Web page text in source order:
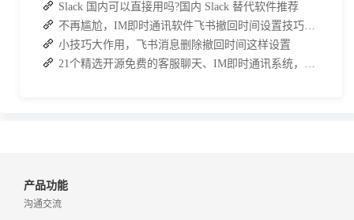
Slack 国内可以直接用吗?国内 Slack 替代软件推荐
不再尴尬，IM即时通讯软件飞书撤回时间设置技巧分享
小技巧大作用，飞书消息删除撤回时间这样设置
21个精选开源免费的客服聊天、IM即时通讯系统，助力企业沟通效率提升
产品功能
沟通交流